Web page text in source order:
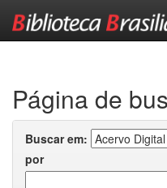
Página de
Buscar em:
por